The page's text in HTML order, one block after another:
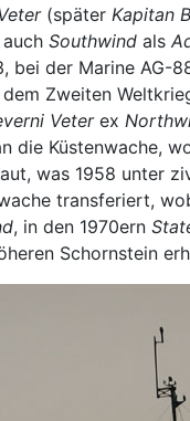
(später Kapitan
Southwind als
bei der Marine AG-
Zweiten
Veterex
die Küstenwache,
was 1958 unter
transferiert,
, in den 1970ern
Schornstein